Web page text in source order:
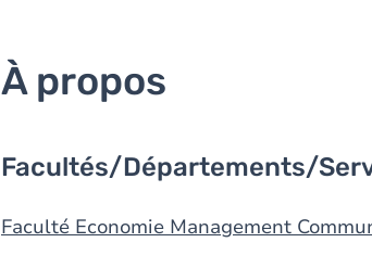
À propos
Facultés/Départements/
Faculté Economie Management